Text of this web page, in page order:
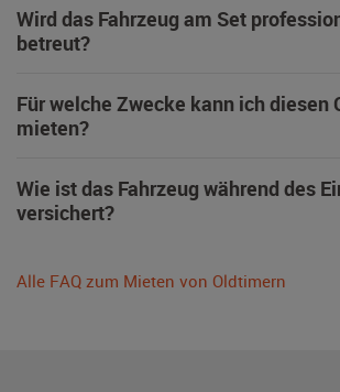
Wird das Fahrzeug am Set
betreut?
Für welche Zwecke kann ich diesen
mieten?
Wie ist das Fahrzeug während des
versichert?
Alle FAQ zum Mieten von Oldtimern